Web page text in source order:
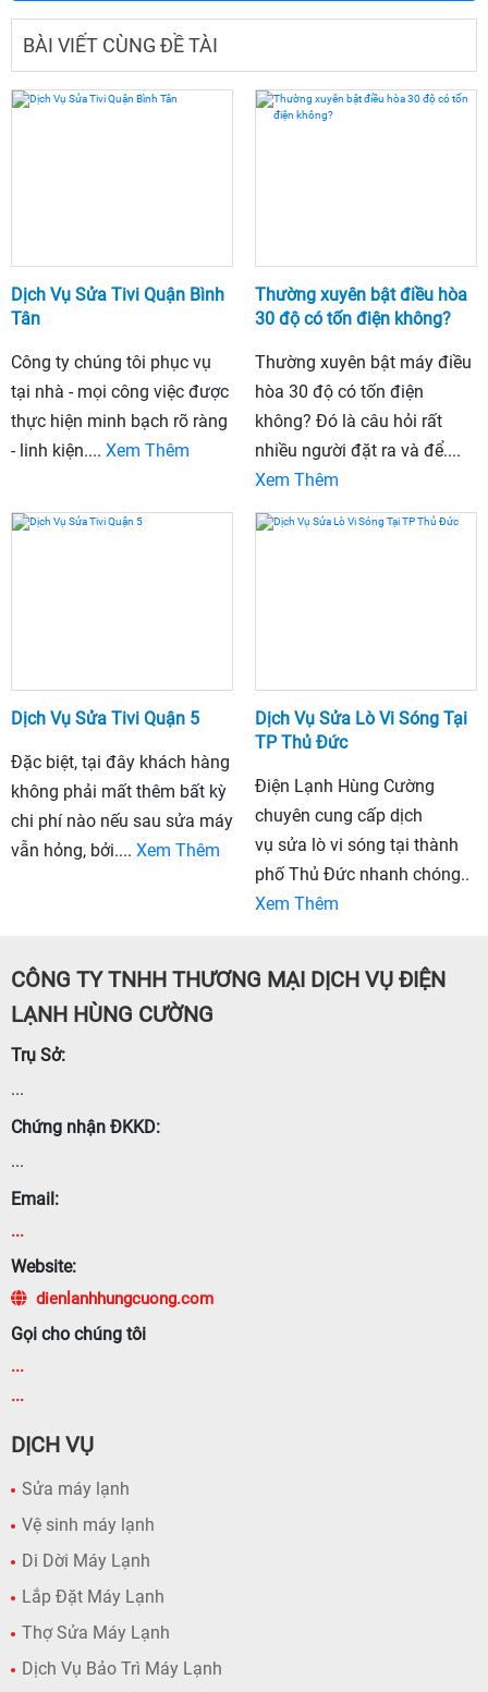
BÀI VIẾT CÙNG ĐỀ TÀI
Dịch Vụ Sửa Tivi Quận Bình
Tân
Công ty chúng tôi phục vụ
tại nhà - mọi công việc được
thực hiện minh bạch rõ ràng
- linh kiện.... Xem Thêm
Thường xuyên bật điều hòa
30 độ có tốn điện không?
Thường xuyên bật máy điều
hòa 30 độ có tốn điện
không? Đó là câu hỏi rất
nhiều người đặt ra và để....
Xem Thêm
Dịch Vụ Sửa Tivi Quận 5
Đặc biệt, tại đây khách hàng
không phải mất thêm bất kỳ
chi phí nào nếu sau sửa máy
vẫn hỏng, bởi.... Xem Thêm
Dịch Vụ Sửa Lò Vi Sóng Tại
TP Thủ Đức
Điện Lạnh Hùng Cường
chuyên cung cấp dịch
vụ sửa lò vi sóng tại thành
phố Thủ Đức nhanh chóng..
Xem Thêm
CÔNG TY TNHH THƯƠNG MẠI DỊCH VỤ ĐIỆN
LẠNH HÙNG CƯỜNG
Trụ Sở:
...
Chứng nhận ĐKKD:
...
Email:
...
Website:
dienlanhhungcuong.com
Gọi cho chúng tôi
...
...
DỊCH VỤ
Sửa máy lạnh
Vệ sinh máy lạnh
Di Dời Máy Lạnh
Lắp Đặt Máy Lạnh
Thợ Sửa Máy Lạnh
Dịch Vụ Bảo Trì Máy Lạnh